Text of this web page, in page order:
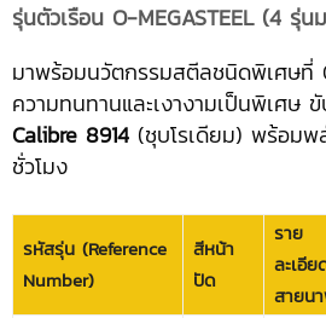
รุ่นตัวเรือน O-MEGASTEEL (4 รุ่น
มาพร้อมนวัตกรรมสตีลชนิดพิเศษที่
ความทนทานและเงางามเป็นพิเศษ
Calibre 8914 (ชุบโรเดียม) พร้อม
ชั่วโมง
รหัสรุ่น (Reference
Number)
สีหน้า
ปัด
ราย
ละเอีย
สายน